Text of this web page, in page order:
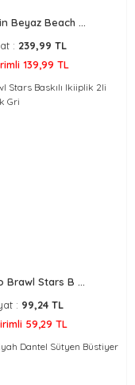
Beyaz Beach ...
: 239,99 TL
139,99 TL
Brawl Stars B ...
: 99,24 TL
59,29 TL